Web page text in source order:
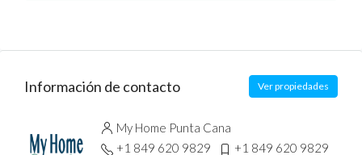
Información de contacto Ver propiedades
My Home Punta Cana
+1 849 620 9829
+1 849 620 9829